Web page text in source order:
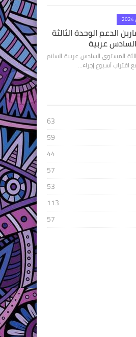
الدعم الوحدة الثالثة
عربية
المستوى السادس عربية السلام
اقتراب أسبوع إجراء…
63
59
44
57
53
113
57